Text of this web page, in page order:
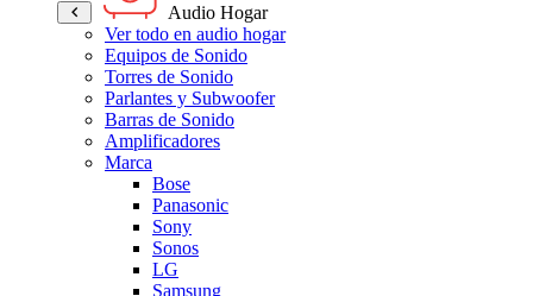
Audio Hogar
Ver todo en audio hogar
Equipos de Sonido
Torres de Sonido
Parlantes y Subwoofer
Barras de Sonido
Amplificadores
Marca
Bose
Panasonic
Sony
Sonos
LG
Samsung